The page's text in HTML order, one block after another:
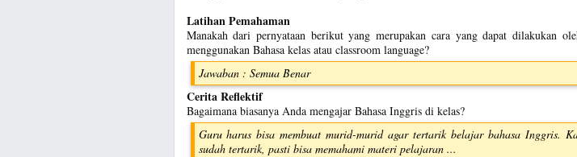
Latihan Pemahaman
Manakah dari pernyataan berikut yang merupakan cara yang dapat dilakukan
menggunakan Bahasa kelas atau classroom language?
Jawaban : Semua Benar
Cerita Reflektif
Bagaimana biasanya Anda mengajar Bahasa Inggris di kelas?
Guru harus bisa membuat murid-murid agar tertarik belajar bahasa Inggris.
sudah tertarik, pasti bisa memahami materi pelajaran ...